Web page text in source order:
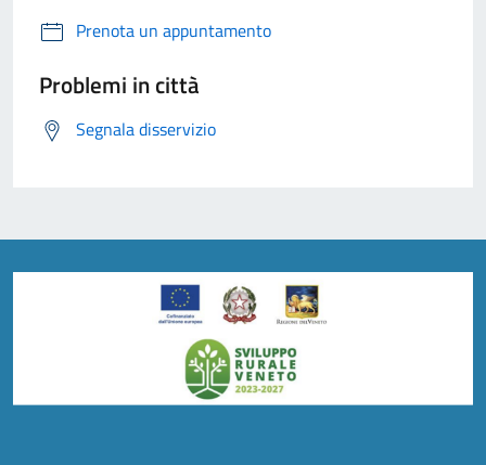
Prenota un appuntamento
Problemi in città
Segnala disservizio